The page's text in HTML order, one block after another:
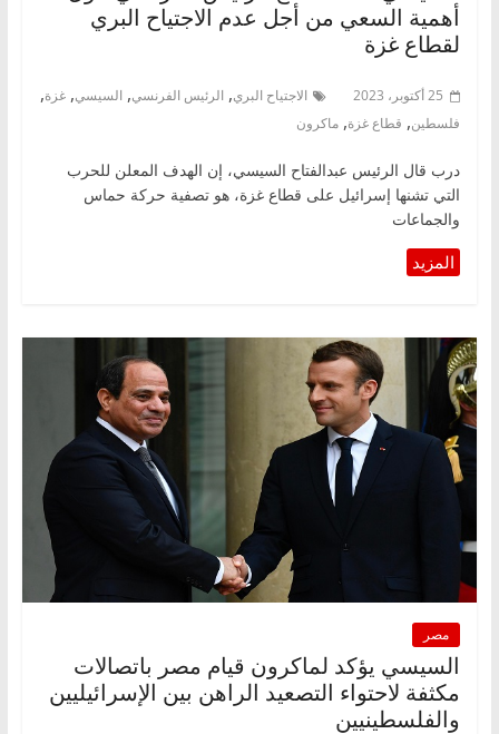
أهمية السعي من أجل عدم الاجتياح البري
لقطاع غزة
25 أكتوبر، 2023 الاجتياح البري, الرئيس الفرنسي, السيسي, غزة,
فلسطين, قطاع غزة, ماكرون
درب قال الرئيس عبدالفتاح السيسي، إن الهدف المعلن للحرب
التي تشنها إسرائيل على قطاع غزة، هو تصفية حركة حماس
والجماعات
مصر
السيسي يؤكد لماكرون قيام مصر باتصالات
مكثفة لاحتواء التصعيد الراهن بين الإسرائيليين
والفلسطينيين